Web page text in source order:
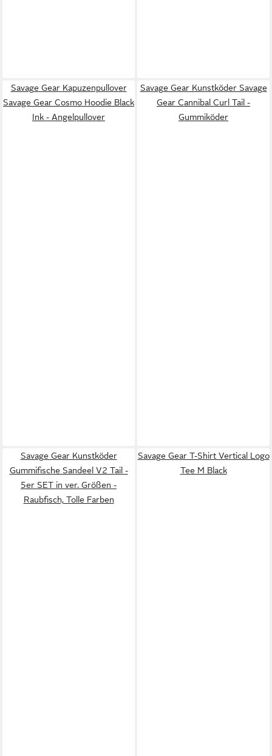
Savage Gear Kapuzenpullover
Savage Gear Cosmo Hoodie Black
Ink - Angelpullover
Savage Gear Kunstköder Savage
Gear Cannibal Curl Tail -
Gummiköder
Savage Gear Kunstköder
Gummifische Sandeel V2 Tail -
5er SET in ver. Größen -
Raubfisch, Tolle Farben
Savage Gear T-Shirt Vertical Logo
Tee M Black